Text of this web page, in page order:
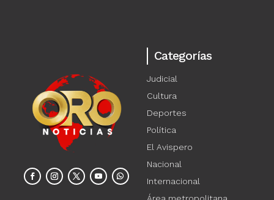
Categorías
Judicial
Cultura
Deportes
Política
El Avispero
Nacional
Internacional